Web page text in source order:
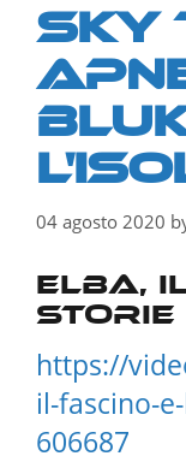
Sky
04 agosto 2020
Elba,
storie
https://
il-fascino-
606687